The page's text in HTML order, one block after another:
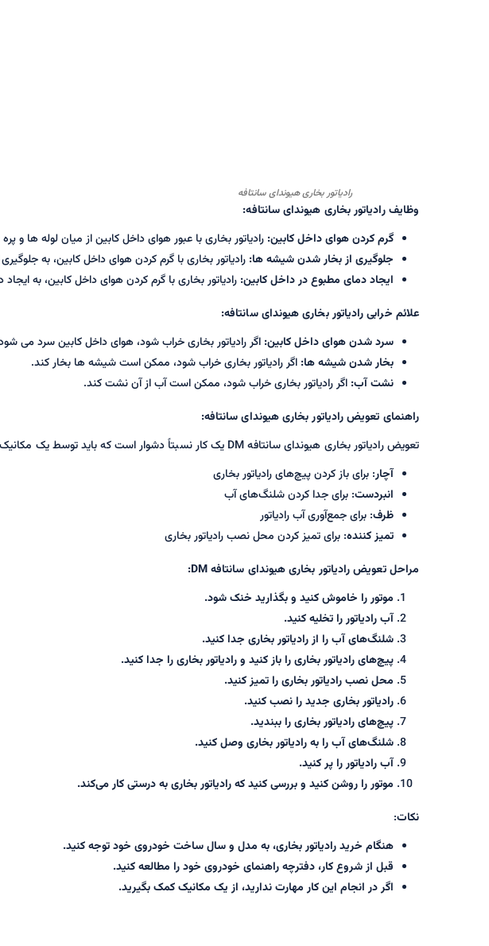
رادیاتور بخاری هیوندای سانتافه
وظایف رادیاتور بخاری هیوندای سانتافه:
گرم کردن هوای داخل کابین: رادیاتور بخاری با عبور هوای داخل کابین از میان لوله ها
جلوگیری از بخار شدن شیشه ها: رادیاتور بخاری با گرم کردن هوای داخل کابین، به
ایجاد دمای مطبوع در داخل کابین: رادیاتور بخاری با گرم کردن هوای داخل کابین، به
علائم خرابی رادیاتور بخاری هیوندای سانتافه:
سرد شدن هوای داخل کابین: اگر رادیاتور بخاری خراب شود، هوای داخل کابین سرد می
بخار شدن شیشه ها: اگر رادیاتور بخاری خراب شود، ممکن است شیشه ها بخار کند.
نشت آب: اگر رادیاتور بخاری خراب شود، ممکن است آب از آن نشت کند.
راهنمای تعویض رادیاتور بخاری هیوندای سانتافه:
تعویض رادیاتور بخاری هیوندای سانتافه DM یک کار نسبتاً دشوار است که باید توسط یک مکانیک انجام شود. برای این کار به ابزارهای زیر نیاز دارید:
آچار: برای باز کردن پیچ‌های رادیاتور بخاری
انبردست: برای جدا کردن شلنگ‌های آب
ظرف: برای جمع‌آوری آب رادیاتور
تمیز کننده: برای تمیز کردن محل نصب رادیاتور بخاری
مراحل تعویض رادیاتور بخاری هیوندای سانتافه DM:
موتور را خاموش کنید و بگذارید خنک شود.
آب رادیاتور را تخلیه کنید.
شلنگ‌های آب را از رادیاتور بخاری جدا کنید.
پیچ‌های رادیاتور بخاری را باز کنید و رادیاتور بخاری را جدا کنید.
محل نصب رادیاتور بخاری را تمیز کنید.
رادیاتور بخاری جدید را نصب کنید.
پیچ‌های رادیاتور بخاری را ببندید.
شلنگ‌های آب را به رادیاتور بخاری وصل کنید.
آب رادیاتور را پر کنید.
موتور را روشن کنید و بررسی کنید که رادیاتور بخاری به درستی کار می‌کند.
نکات:
هنگام خرید رادیاتور بخاری، به مدل و سال ساخت خودروی خود توجه کنید.
قبل از شروع کار، دفترچه راهنمای خودروی خود را مطالعه کنید.
اگر در انجام این کار مهارت ندارید، از یک مکانیک کمک بگیرید.